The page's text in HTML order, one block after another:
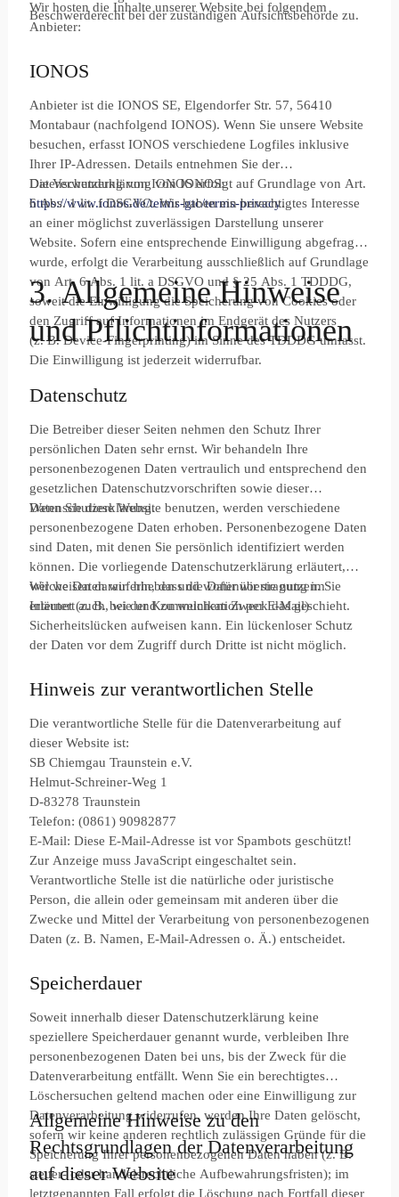
Beschwerderecht bei der zuständigen Aufsichtsbehörde zu.
Wir hosten die Inhalte unserer Website bei folgendem
Anbieter:
IONOS
Anbieter ist die IONOS SE, Elgendorfer Str. 57, 56410
Montabaur (nachfolgend IONOS). Wenn Sie unsere Website
besuchen, erfasst IONOS verschiedene Logfiles inklusive
Ihrer IP-Adressen. Details entnehmen Sie der
Datenschutzerklärung von IONOS:
https://www.ionos.de/terms-gtc/terms-privacy.
Die Verwendung von IONOS erfolgt auf Grundlage von Art.
6 Abs. 1 lit. f DSGVO. Wir haben ein berechtigtes Interesse
an einer möglichst zuverlässigen Darstellung unserer
Website. Sofern eine entsprechende Einwilligung abgefragt
wurde, erfolgt die Verarbeitung ausschließlich auf Grundlage
von Art. 6 Abs. 1 lit. a DSGVO und § 25 Abs. 1 TDDDG,
soweit die Einwilligung die Speicherung von Cookies oder
den Zugriff auf Informationen im Endgerät des Nutzers
(z. B. Device-Fingerprinting) im Sinne des TDDDG umfasst.
Die Einwilligung ist jederzeit widerrufbar.
3. Allgemeine Hinweise
und Pflicht­informationen
Datenschutz
Die Betreiber dieser Seiten nehmen den Schutz Ihrer
persönlichen Daten sehr ernst. Wir behandeln Ihre
personenbezogenen Daten vertraulich und entsprechend den
gesetzlichen Datenschutzvorschriften sowie dieser
Datenschutzerklärung.
Wenn Sie diese Website benutzen, werden verschiedene
personenbezogene Daten erhoben. Personenbezogene Daten
sind Daten, mit denen Sie persönlich identifiziert werden
können. Die vorliegende Datenschutzerklärung erläutert,
welche Daten wir erheben und wofür wir sie nutzen. Sie
erläutert auch, wie und zu welchem Zweck das geschieht.
Wir weisen darauf hin, dass die Datenübertragung im
Internet (z. B. bei der Kommunikation per E-Mail)
Sicherheitslücken aufweisen kann. Ein lückenloser Schutz
der Daten vor dem Zugriff durch Dritte ist nicht möglich.
Hinweis zur verantwortlichen Stelle
Die verantwortliche Stelle für die Datenverarbeitung auf
dieser Website ist:
SB Chiemgau Traunstein e.V.
Helmut-Schreiner-Weg 1
D-83278 Traunstein
Telefon: (0861) 90982877
E-Mail: Diese E-Mail-Adresse ist vor Spambots geschützt!
Zur Anzeige muss JavaScript eingeschaltet sein.
Verantwortliche Stelle ist die natürliche oder juristische
Person, die allein oder gemeinsam mit anderen über die
Zwecke und Mittel der Verarbeitung von personenbezogenen
Daten (z. B. Namen, E-Mail-Adressen o. Ä.) entscheidet.
Speicherdauer
Soweit innerhalb dieser Datenschutzerklärung keine
speziellere Speicherdauer genannt wurde, verbleiben Ihre
personenbezogenen Daten bei uns, bis der Zweck für die
Datenverarbeitung entfällt. Wenn Sie ein berechtigtes
Löschersuchen geltend machen oder eine Einwilligung zur
Datenverarbeitung widerrufen, werden Ihre Daten gelöscht,
sofern wir keine anderen rechtlich zulässigen Gründe für die
Speicherung Ihrer personenbezogenen Daten haben (z. B.
steuer- oder handelsrechtliche Aufbewahrungsfristen); im
letztgenannten Fall erfolgt die Löschung nach Fortfall dieser
Allgemeine Hinweise zu den
Rechtsgrundlagen der Datenverarbeitung
auf dieser Website